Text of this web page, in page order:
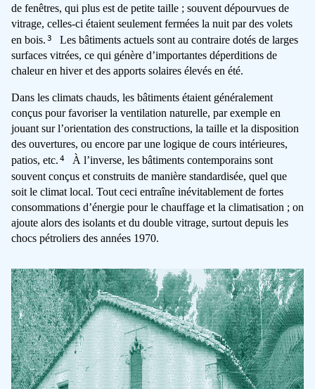
de fenêtres, qui plus est de petite taille ; souvent dépourvues de
vitrage, celles-ci étaient seulement fermées la nuit par des volets
en bois.3
Les bâtiments actuels sont au contraire dotés de larges
surfaces vitrées, ce qui génère d’importantes déperditions de
chaleur en hiver et des apports solaires élevés en été.
Dans les climats chauds, les bâtiments étaient généralement
conçus pour favoriser la ventilation naturelle, par exemple en
jouant sur l’orientation des constructions, la taille et la disposition
des ouvertures, ou encore par une logique de cours intérieures,
patios, etc.4
À l’inverse, les bâtiments contemporains sont
souvent conçus et construits de manière standardisée, quel que
soit le climat local. Tout ceci entraîne inévitablement de fortes
consommations d’énergie pour le chauffage et la climatisation ; on
ajoute alors des isolants et du double vitrage, surtout depuis les
chocs pétroliers des années 1970.